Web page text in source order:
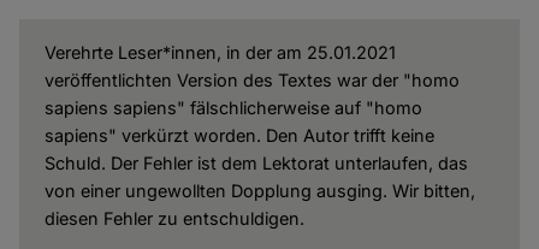
Verehrte Leser*innen, in der am 25.01.2021
veröffentlichten Version des Textes war der "homo
sapiens sapiens" fälschlicherweise auf "homo
sapiens" verkürzt worden. Den Autor trifft keine
Schuld. Der Fehler ist dem Lektorat unterlaufen, das
von einer ungewollten Dopplung ausging. Wir bitten,
diesen Fehler zu entschuldigen.